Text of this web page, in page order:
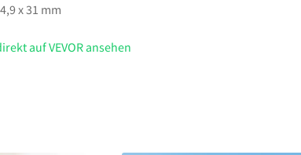
x 31 mm
auf VEVOR ansehen